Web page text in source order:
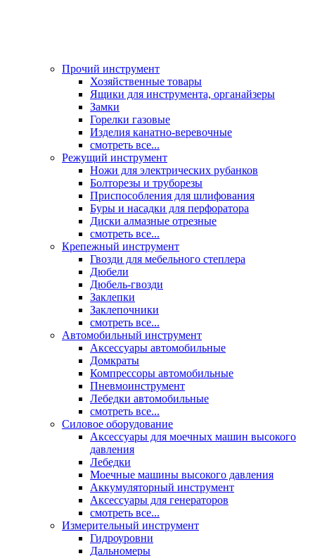
Прочий инструмент
Хозяйственные товары
Ящики для инструмента, органайзеры
Замки
Горелки газовые
Изделия канатно-веревочные
смотреть все...
Режущий инструмент
Ножи для электрических рубанков
Болторезы и труборезы
Приспособления для шлифования
Буры и насадки для перфоратора
Диски алмазные отрезные
смотреть все...
Крепежный инструмент
Гвозди для мебельного степлера
Дюбели
Дюбель-гвозди
Заклепки
Заклепочники
смотреть все...
Автомобильный инструмент
Аксессуары автомобильные
Домкраты
Компрессоры автомобильные
Пневмоинструмент
Лебедки автомобильные
смотреть все...
Силовое оборудование
Аксессуары для моечных машин высокого
давления
Лебедки
Моечные машины высокого давления
Аккумуляторный инструмент
Аксессуары для генераторов
смотреть все...
Измерительный инструмент
Гидроуровни
Дальномеры